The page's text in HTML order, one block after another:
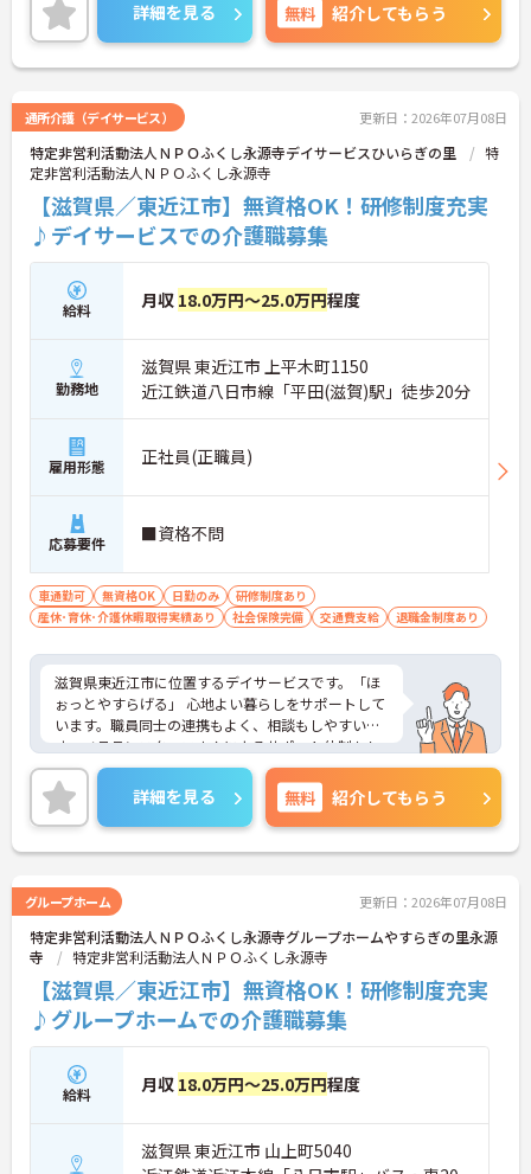
接対策ポイントなど、さらに詳細をお話しいたしま
すのでお気軽にご相談ください！
詳細を見る 無料 紹介してもらう
通所介護（デイサービス） 更新日：2026年07月08日
特定非営利活動法人ＮＰＯふくし永源寺デイサービスひいらぎの里
特
定非営利活動法人ＮＰＯふくし永源寺
【滋賀県／東近江市】無資格OK！研修制度充実
♪デイサービスでの介護職募集
給料 月収 18.0万円～25.0万円程度
勤務地
滋賀県 東近江市 上平木町1150
近江鉄道八日市線「平田(滋賀)駅」徒歩20分
雇用形態 正社員(正職員)
応募要件 ■資格不問
車通勤可 無資格OK 日勤のみ
研修制度あり
産休･育休･介護休暇取得実績あり
社会保険完備 交通費支給 退職金制度あり
滋賀県東近江市に位置するデイサービスです。「ほ
ぉっとやすらげる」 心地よい暮らしをサポートして
います。職員同士の連携もよく、相談もしやすいで
す。ベテランスタッフさんによるサポート体制もし
っかりとあり、介護系の資格がない方も安心してス
タートいただけます。ご興味のある方には、面接対
策ポイントなど、さらに詳細をお話しいたしますの
でお気軽にご相談ください！
詳細を見る 無料 紹介してもらう
グループホーム 更新日：2026年07月08日
特定非営利活動法人ＮＰＯふくし永源寺グループホームやすらぎの里永源
寺
特定非営利活動法人ＮＰＯふくし永源寺
【滋賀県／東近江市】無資格OK！研修制度充実
♪グループホームでの介護職募集
給料 月収 18.0万円～25.0万円程度
滋賀県 東近江市 山上町5040